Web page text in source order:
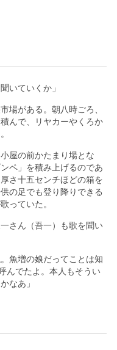
いていくか」
場がある。朝八時ごろ、
んで、リヤカーやくろか
屋の前かたまり場とな
ペ」を積み上げるのであ
さ十五センチほどの箱を
の足でも登り降りできる
っていた。
さん（吾一）も歌を聞い
魚増の娘だってことは知
んでたよ。本人もそうい
なあ」